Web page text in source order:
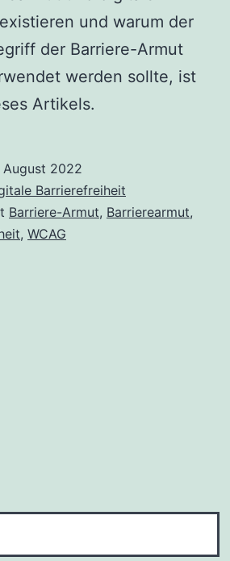
und warum der
der Barriere-Armut
werden sollte, ist
Artikels.
August 2022
Barrierefreiheit
Barriere-Armut, Barrierearmut,
, WCAG